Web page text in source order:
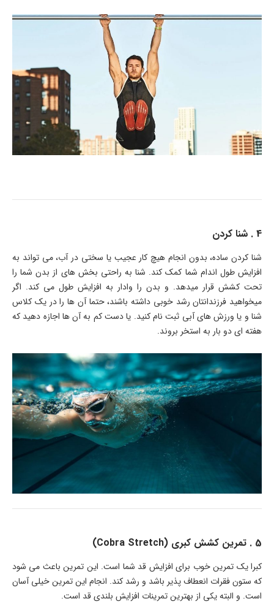
4 . شنا کردن
شنا کردن ساده، بدون انجام هیچ کار عجیب یا سختی در آب، می تواند به
افزایش طول اندام شما کمک کند. شنا به راحتی بخش های از بدن شما را
تحت کشش قرار میدهد. و بدن را وادار به افزایش طول می کند. اگر
میخواهید فرزندانتان رشد خوبی داشته باشند، حتما آن ها را در یک کلاس
شنا و یا ورزش های آبی ثبت نام کنید. یا دست کم به آن ها اجازه دهید که
هفته ای دو بار به استخر بروند.
5 . تمرین کشش کبری (Cobra Stretch)
کبرا یک تمرین خوب برای افزایش قد شما است. این تمرین باعث می شود
که ستون فقرات انعطاف پذیر باشد و رشد کند. انجام این تمرین خیلی آسان
است. و البته یکی از بهترین تمرینات افزایش بلندی قد است.